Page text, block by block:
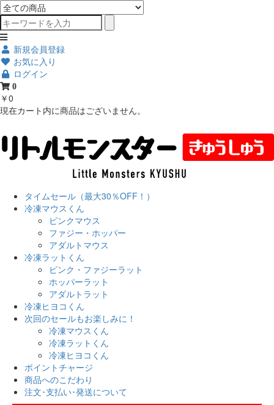
新規会員登録
お気に入り
ログイン
0
￥0
現在カート内に商品はございません。
タイムセール（最大30％OFF！）
冷凍マウスくん
ピンクマウス
ファジー・ホッパー
アダルトマウス
冷凍ラットくん
ピンク・ファジーラット
ホッパーラット
アダルトラット
冷凍ヒヨコくん
次回のセールもお楽しみに！
冷凍マウスくん
冷凍ラットくん
冷凍ヒヨコくん
ポイントチャージ
商品へのこだわり
注文･支払い･発送について